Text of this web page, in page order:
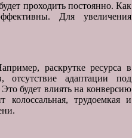
проходить постоянно. Как
Для увеличения
раскрутке ресурса в
отсутствие адаптации под
будет влиять на конверсию
колоссальная, трудоемкая и